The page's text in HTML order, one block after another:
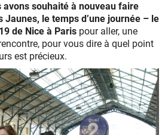
avons souhaité à nouveau faire
Jaunes, le temps d’une journée – le
de Nice à Paris pour aller, une
pour vous dire à quel point
est précieux.